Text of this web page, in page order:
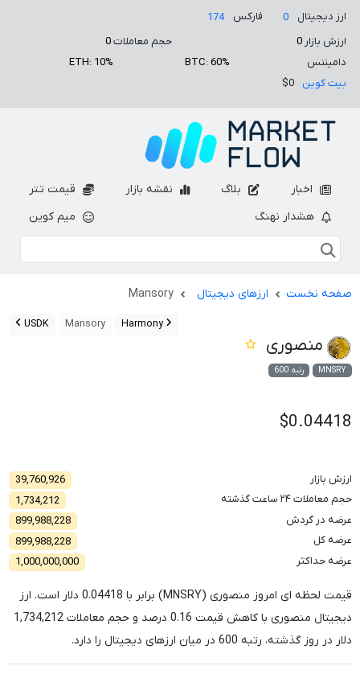
ارز دیجیتال 0 فارکس
174
ارزش بازار0 حجم معاملات0
دامیننس
BTC: 60%
ETH: 10%
بیت کوین
$0
اخبار بلاگ نقشه بازار
قیمت تتر
هشدار نهنگ
میم کوین
صفحه نخست ارزهای دیجیتال Mansory
Harmony
Mansory
USDK
منصوری
MNSRY رتبه 600
$0.04418
ارزش بازار
39,760,926
حجم معاملات ۲۴ ساعت گذشته
1,734,212
عرضه در گردش
899,988,228
عرضه کل
899,988,228
عرضه حداکثر
1,000,000,000
قیمت لحظه ای امروز منصوری (MNSRY) برابر با 0.04418 دلار است. ارز
دیجیتال منصوری با کاهش قیمت 0.16 درصد و حجم معاملات1,734,212
دلار در روز گذشته، رتبه 600 در میان ارزهای دیجیتال را دارد.